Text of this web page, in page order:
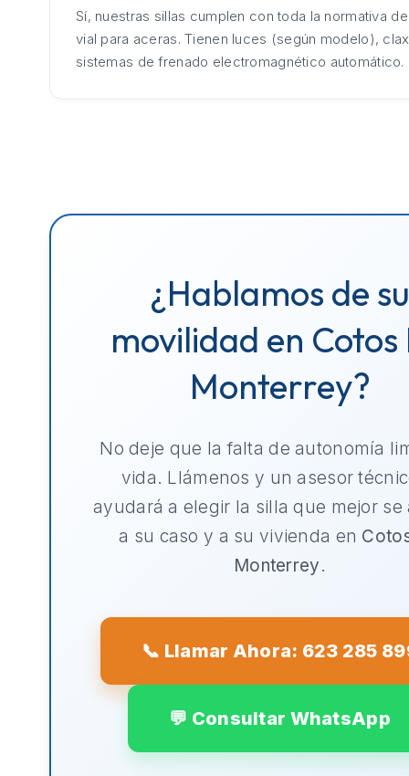
Sí, nuestras sillas cumplen con toda la normativa
vial para aceras. Tienen luces (según modelo),
sistemas de frenado electromagnético automático.
¿Hablamos de su
movilidad en Cotos
Monterrey?
No deje que la falta de autonomía
vida. Llámenos y un asesor
ayudará a elegir la silla que mejor se
a su caso y a su vivienda en
Monterrey.
📞 Llamar Ahora: 623 285
💬 Consultar WhatsApp